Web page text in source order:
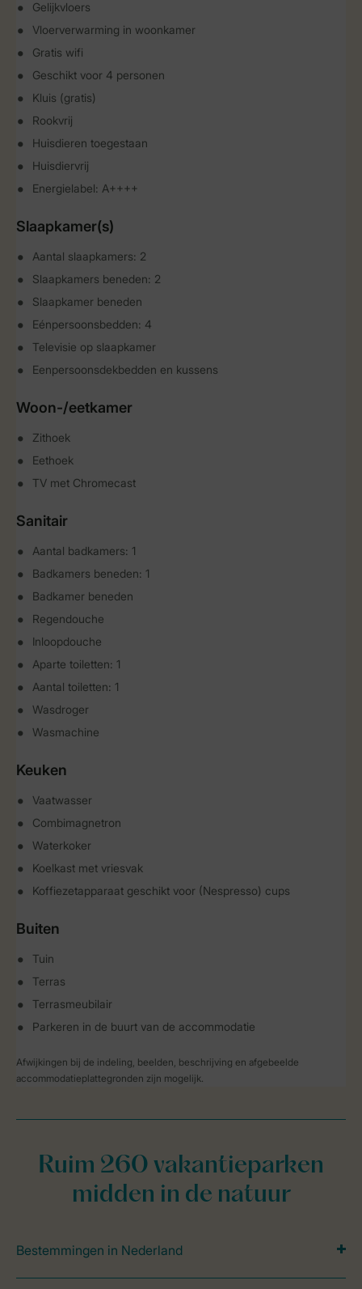
Gelijkvloers
Vloerverwarming in woonkamer
Gratis wifi
Geschikt voor 4 personen
Kluis (gratis)
Rookvrij
Huisdieren toegestaan
Huisdiervrij
Energielabel: A++++
Slaapkamer(s)
Aantal slaapkamers: 2
Slaapkamers beneden: 2
Slaapkamer beneden
Eénpersoonsbedden: 4
Televisie op slaapkamer
Eenpersoonsdekbedden en kussens
Woon-/eetkamer
Zithoek
Eethoek
TV met Chromecast
Sanitair
Aantal badkamers: 1
Badkamers beneden: 1
Badkamer beneden
Regendouche
Inloopdouche
Aparte toiletten: 1
Aantal toiletten: 1
Wasdroger
Wasmachine
Keuken
Vaatwasser
Combimagnetron
Waterkoker
Koelkast met vriesvak
Koffiezetapparaat geschikt voor (Nespresso) cups
Buiten
Tuin
Terras
Terrasmeubilair
Parkeren in de buurt van de accommodatie
Afwijkingen bij de indeling, beelden, beschrijving en afgebeelde
accommodatieplattegronden zijn mogelijk.
Ruim 260 vakantieparken
midden in de natuur
Bestemmingen in Nederland